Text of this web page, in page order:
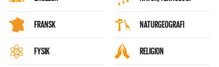
FRANSK
FYSIK
NATURGEOGRAFI
RELIGION